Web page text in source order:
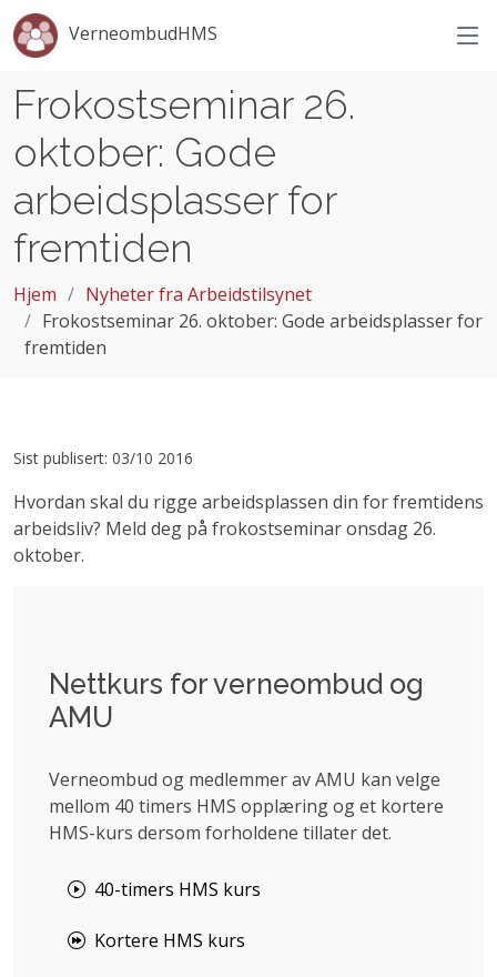
VerneombudHMS
Frokostseminar 26.
oktober: Gode
arbeidsplasser for
fremtiden
Hjem
Nyheter fra Arbeidstilsynet
Frokostseminar 26. oktober: Gode arbeidsplasser for
fremtiden
Sist publisert: 03/10 2016
Hvordan skal du rigge arbeidsplassen din for fremtidens
arbeidsliv? Meld deg på frokostseminar onsdag 26.
oktober.
Nettkurs for verneombud og
AMU
Verneombud og medlemmer av AMU kan velge
mellom 40 timers HMS opplæring og et kortere
HMS-kurs dersom forholdene tillater det.
40-timers HMS kurs
Kortere HMS kurs